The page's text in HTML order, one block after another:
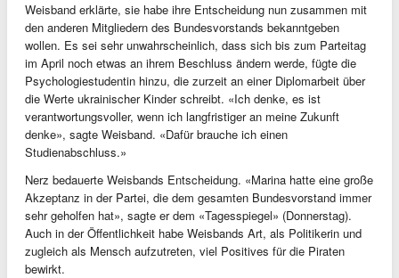
Weisband erklärte, sie habe ihre Entscheidung nun zusammen mit
den anderen Mitgliedern des Bundesvorstands bekanntgeben
wollen. Es sei sehr unwahrscheinlich, dass sich bis zum Parteitag
im April noch etwas an ihrem Beschluss ändern werde, fügte die
Psychologiestudentin hinzu, die zurzeit an einer Diplomarbeit über
die Werte ukrainischer Kinder schreibt. «Ich denke, es ist
verantwortungsvoller, wenn ich langfristiger an meine Zukunft
denke», sagte Weisband. «Dafür brauche ich einen
Studienabschluss.»
Nerz bedauerte Weisbands Entscheidung. «Marina hatte eine große
Akzeptanz in der Partei, die dem gesamten Bundesvorstand immer
sehr geholfen hat», sagte er dem «Tagesspiegel» (Donnerstag).
Auch in der Öffentlichkeit habe Weisbands Art, als Politikerin und
zugleich als Mensch aufzutreten, viel Positives für die Piraten
bewirkt.